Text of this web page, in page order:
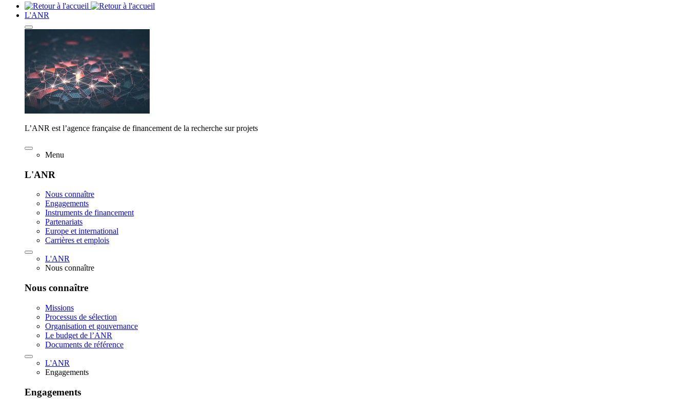
L'ANR
L’ANR est l’agence française de financement de la recherche sur projets
Menu
L'ANR
Nous connaître
Engagements
Instruments de financement
Partenariats
Europe et international
Carrières et emplois
L'ANR
Nous connaître
Nous connaître
Missions
Processus de sélection
Organisation et gouvernance
Le budget de l’ANR
Documents de référence
L'ANR
Engagements
Engagements